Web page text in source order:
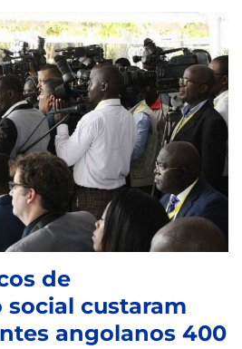
de
custaram
angolanos 400